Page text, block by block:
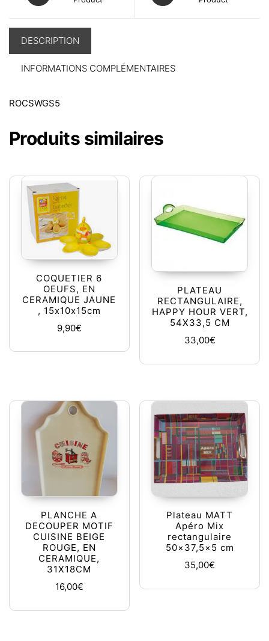
DESCRIPTION
INFORMATIONS COMPLÉMENTAIRES
ROCSWGS5
Produits similaires
COQUETIER 6
OEUFS, EN
CERAMIQUE JAUNE
, 15x10x15cm
9,90€
PLATEAU
RECTANGULAIRE,
HAPPY HOUR VERT,
54X33,5 CM
33,00€
PLANCHE A
DECOUPER MOTIF
CUISINE BEIGE
ROUGE, EN
CERAMIQUE,
31X18CM
16,00€
Plateau MATT
Apéro Mix
rectangulaire
50×37,5×5 cm
35,00€